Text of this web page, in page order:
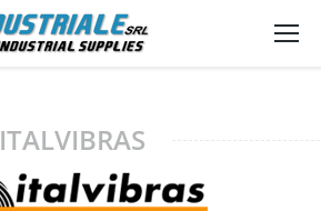
ITALVIBRAS